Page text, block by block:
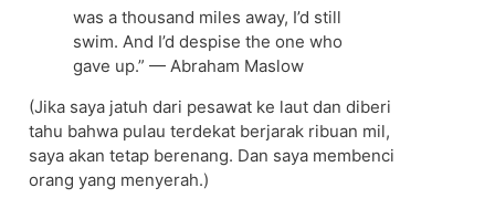
was a thousand miles away, I’d still
swim. And I’d despise the one who
gave up.” — Abraham Maslow
(Jika saya jatuh dari pesawat ke laut dan diberi
tahu bahwa pulau terdekat berjarak ribuan mil,
saya akan tetap berenang. Dan saya membenci
orang yang menyerah.)